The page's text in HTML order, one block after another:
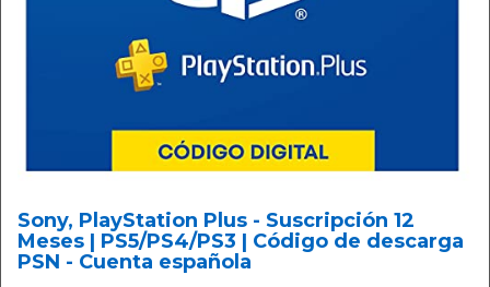
Sony, PlayStation Plus - Suscripción 12
Meses | PS5/PS4/PS3 | Código de descarga
PSN - Cuenta española